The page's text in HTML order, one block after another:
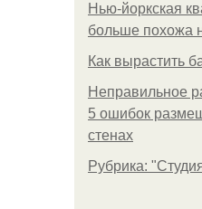
Нью-йоркская
больше похожа
Как вырастить
Неправильное
5 ошибок
стенах
Рубрика: